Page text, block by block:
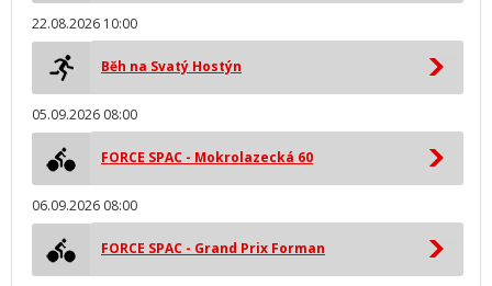
22.08.2026 10:00
Běh na Svatý Hostýn
05.09.2026 08:00
FORCE SPAC - Mokrolazecká 60
06.09.2026 08:00
FORCE SPAC - Grand Prix Forman